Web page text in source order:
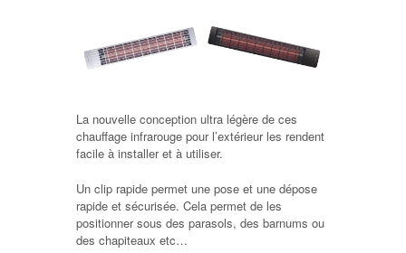
La nouvelle conception ultra légère de ces
chauffage infrarouge pour l’extérieur les rendent
facile à installer et à utiliser.
Un clip rapide permet une pose et une dépose
rapide et sécurisée. Cela permet de les
positionner sous des parasols, des barnums ou
des chapiteaux etc…